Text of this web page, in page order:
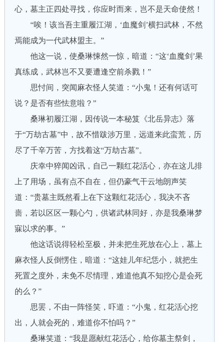
心，墓主正四处寻找，你应时而来，岂不是天命使然！
“唉！该当吾主重履江湖，‘血魔剑’横扫武林，不然
焉能成为一代武林盟主。”
他这一说，使桑琳悚然一惊，暗道：“这‘血魔剑’果
真练成，武林岂不又要遭逢空前杀戮！”
思忖间，突闻麻衣怪人笑道：“小鬼！还有何话可
说？是否有些怯意啦？”
桑琳初履江湖，因传说一本秘笈《北岳异志》落
于“万劫古墓”中，故不惜跋涉万里，远道来此蛮荒，历
尽了千辛万苦，方找着这“万劫古墓”。
庆幸中猝闻凶讯，自己一颗红花活心，亦在这儿排
上了用场，虽有点不自在，但仍豪气干云地朗声笑
道：“贵墓主既然看上在下这颗红花活心，我决不吝
啬，若以区区一颗心勺，供诸武林同好，亦是我桑琳梦
寐以求的事。”
他这话说得轻松至极，并未把生死放在心上，墓上
麻衣怪人反倒愣住，暗道：“这娃儿年纪恁小，就把生
死置之度外，未免不尽情理，难道他真不知挖心是会死
的么？”
思罢，不由一阵怪笑，吓道：“小鬼，红花活心挖
出，人就会死的，难道你不怕吗？”
桑琳笑道：“我是愿献红花活心，给你墓主祭剑，